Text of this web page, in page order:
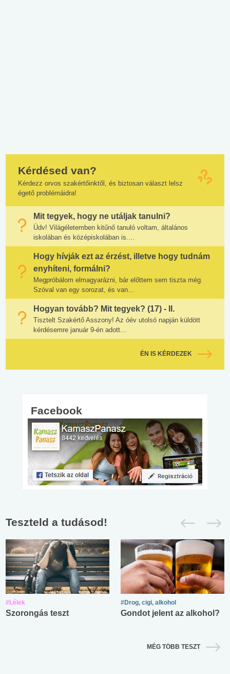
Kérdésed van?
Kérdezz orvos szakértőinktől, és biztosan választ lelsz
égető problémáidra!
Mit tegyek, hogy ne utáljak tanulni?
Üdv! Világéletemben kitűnő tanuló voltam, általános
iskolában és középiskolában is....
Hogy hívják ezt az érzést, illetve hogy tudnám
enyhíteni, formálni?
Megpróbálom elmagyarázni, bár előttem sem tiszta még.
Szóval van egy sorozat, és van...
Hogyan tovább? Mit tegyek? (17) - II.
Tisztelt Szakértő Asszony! Az óév utolsó napján küldött
kérdésemre január 9-én adott...
ÉN IS KÉRDEZEK
Facebook
Teszteld a tudásod!
#Lélek
Szorongás teszt
#Drog, cigi, alkohol
Gondot jelent az alkohol?
MÉG TÖBB TESZT